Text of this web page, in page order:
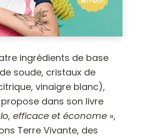
ingrédients de base
soude, cristaux de
vinaigre blanc),
dans son livre
efficace et économe »,
Terre Vivante, des